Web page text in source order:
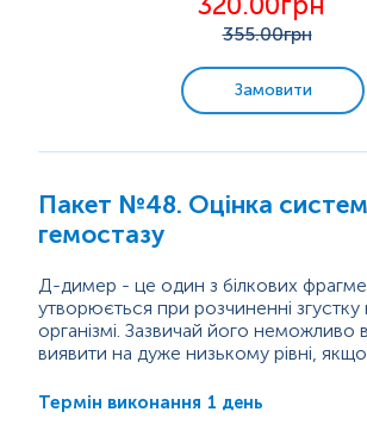
355.00грн
Замовити
Пакет №48. Оцінка
гемостазу
Д-димер - це один з білкових
утворюється при розчиненні згустку
організмі. Зазвичай його неможливо
виявити на дуже низькому рівні,
помітно зростає. Тест призначають у
Термін виконання 1 день